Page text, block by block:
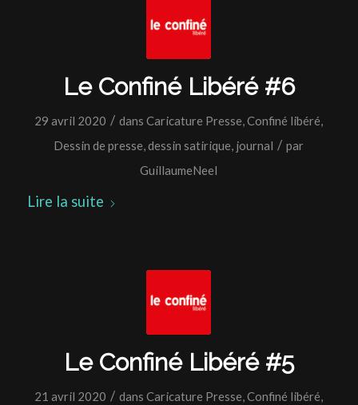
Le Confiné Libéré #6
29 avril 2020 / dansCaricature Presse,Confiné libéré,
Dessin de presse,dessin satirique, journal / par
GuillaumeNeel
Lire la suite
Le Confiné Libéré #5
21 avril 2020 / dansCaricature Presse,Confiné libéré,